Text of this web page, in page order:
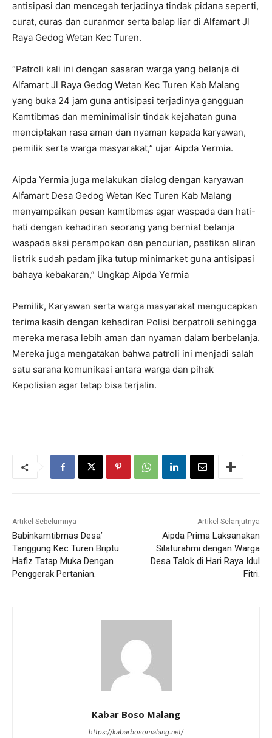
antisipasi dan mencegah terjadinya tindak pidana seperti,
curat, curas dan curanmor serta balap liar di Alfamart Jl
Raya Gedog Wetan Kec Turen.
“Patroli kali ini dengan sasaran warga yang belanja di
Alfamart Jl Raya Gedog Wetan Kec Turen Kab Malang
yang buka 24 jam guna antisipasi terjadinya gangguan
Kamtibmas dan meminimalisir tindak kejahatan guna
menciptakan rasa aman dan nyaman kepada karyawan,
pemilik serta warga masyarakat,” ujar Aipda Yermia.
Aipda Yermia juga melakukan dialog dengan karyawan
Alfamart Desa Gedog Wetan Kec Turen Kab Malang
menyampaikan pesan kamtibmas agar waspada dan hati-
hati dengan kehadiran seorang yang berniat belanja
waspada aksi perampokan dan pencurian, pastikan aliran
listrik sudah padam jika tutup minimarket guna antisipasi
bahaya kebakaran,” Ungkap Aipda Yermia
Pemilik, Karyawan serta warga masyarakat mengucapkan
terima kasih dengan kehadiran Polisi berpatroli sehingga
mereka merasa lebih aman dan nyaman dalam berbelanja.
Mereka juga mengatakan bahwa patroli ini menjadi salah
satu sarana komunikasi antara warga dan pihak
Kepolisian agar tetap bisa terjalin.
Artikel Sebelumnya
Babinkamtibmas Desa’
Tanggung Kec Turen Briptu
Hafiz Tatap Muka Dengan
Penggerak Pertanian.
Artikel Selanjutnya
Aipda Prima Laksanakan
Silaturahmi dengan Warga
Desa Talok di Hari Raya Idul
Fitri.
Kabar Boso Malang
https://kabarbosomalang.net/